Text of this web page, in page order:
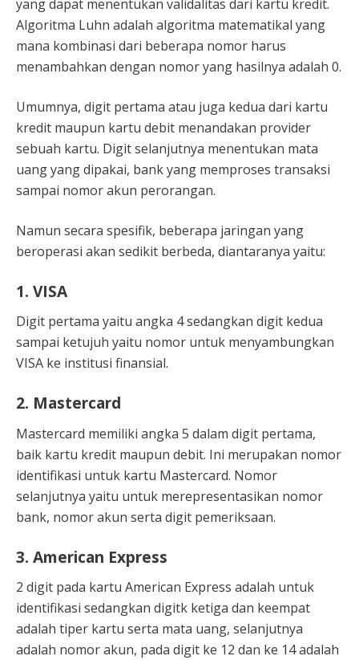
yang dapat menentukan validalitas dari kartu kredit.
Algoritma Luhn adalah algoritma matematikal yang
mana kombinasi dari beberapa nomor harus
menambahkan dengan nomor yang hasilnya adalah 0.
Umumnya, digit pertama atau juga kedua dari kartu
kredit maupun kartu debit menandakan provider
sebuah kartu. Digit selanjutnya menentukan mata
uang yang dipakai, bank yang memproses transaksi
sampai nomor akun perorangan.
Namun secara spesifik, beberapa jaringan yang
beroperasi akan sedikit berbeda, diantaranya yaitu:
1. VISA
Digit pertama yaitu angka 4 sedangkan digit kedua
sampai ketujuh yaitu nomor untuk menyambungkan
VISA ke institusi finansial.
2. Mastercard
Mastercard memiliki angka 5 dalam digit pertama,
baik kartu kredit maupun debit. Ini merupakan nomor
identifikasi untuk kartu Mastercard. Nomor
selanjutnya yaitu untuk merepresentasikan nomor
bank, nomor akun serta digit pemeriksaan.
3. American Express
2 digit pada kartu American Express adalah untuk
identifikasi sedangkan digitk ketiga dan keempat
adalah tiper kartu serta mata uang, selanjutnya
adalah nomor akun, pada digit ke 12 dan ke 14 adalah